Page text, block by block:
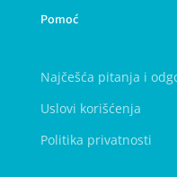
Pomoć
Najčešća pitanja i
Uslovi korišćenja
Politika privatnosti